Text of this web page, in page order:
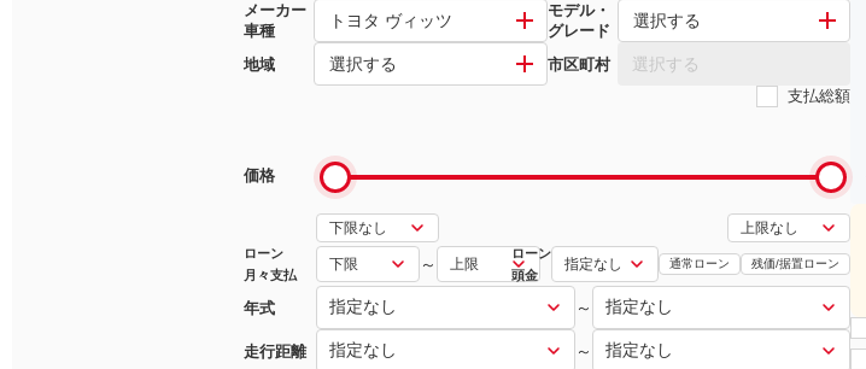
メーカー
車種
トヨタ ヴィッツ
モデル・
グレード
選択する
地域 選択する 市区町村 選択する
支払総額
価格
ローン
月々支払
～
ローン
頭金
通常ローン 残価/据置ローン
年式 ～
走行距離 ～